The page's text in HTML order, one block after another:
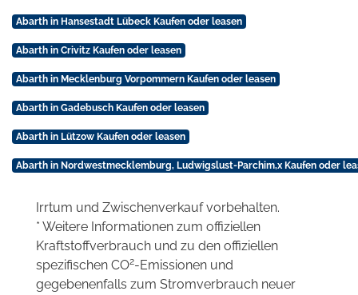
Abarth in Hansestadt Lübeck Kaufen oder leasen
Abarth in Crivitz Kaufen oder leasen
Abarth in Mecklenburg Vorpommern Kaufen oder leasen
Abarth in Gadebusch Kaufen oder leasen
Abarth in Lützow Kaufen oder leasen
Abarth in Nordwestmecklemburg, Ludwigslust-Parchim,x Kaufen oder
Irrtum und Zwischenverkauf vorbehalten.
* Weitere Informationen zum offiziellen
Kraftstoffverbrauch und zu den offiziellen
spezifischen CO2-Emissionen und
gegebenenfalls zum Stromverbrauch neuer